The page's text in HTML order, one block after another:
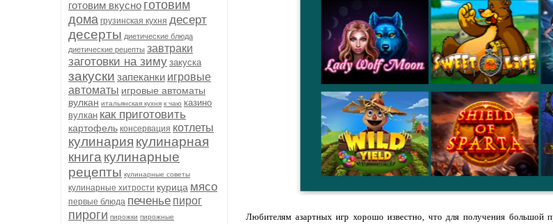
готовим вкусно готовим
дома грузинская кухня десерт
десерты диетические блюда
диетические рецепты завтраки
заготовки на зиму закуска
закуски запеканки игровые
автоматы игровые автоматы
вулкан итальянская кухня к чаю казино
вулкан как приготовить
картофель консервация котлеты
кулинария кулинарная
книга кулинарные
рецепты кулинарные советы
кулинарные хитрости курица мясо
первые блюда печенье пирог
пироги пирожки пирожные
Любителям азартных игр хорошо известно, что для получения